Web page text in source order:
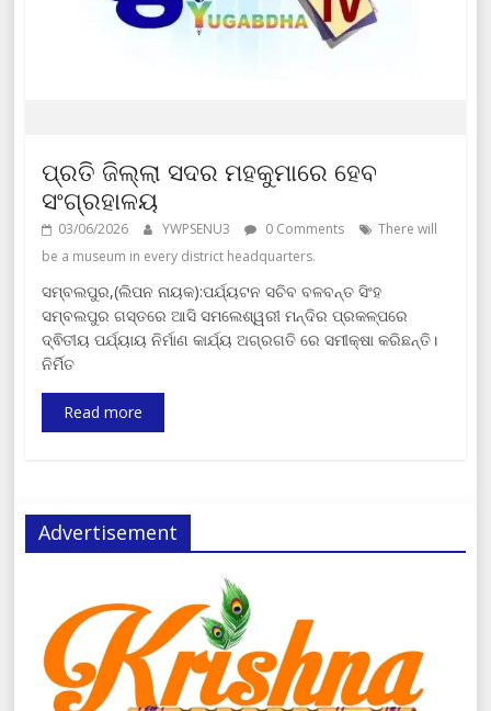
ପ୍ରତି ଜିଲ୍ଲା ସଦର ମହକୁମାରେ ହେବ
ସଂଗ୍ରହାଳୟ
03/06/2026 YWPSENU3 0 Comments
There will
be a museum in every district headquarters.
ସମ୍ବଲପୁର,(ଲିପନ ନାୟକ):ପର୍ଯ୍ୟଟନ ସଚିବ ବଳବନ୍ତ ସିଂହ
ସମ୍ବଲପୁର ଗସ୍ତରେ ଆସି ସମଲେଶ୍ୱରୀ ମନ୍ଦିର ପ୍ରକଳ୍ପରେ
ଦ୍ଵିତୀୟ ପର୍ଯ୍ୟାୟ ନିର୍ମାଣ କାର୍ଯ୍ୟ ଅଗ୍ରଗତି ରେ ସମୀକ୍ଷା କରିଛନ୍ତି।
ନିର୍ମିତ
Read more
Advertisement